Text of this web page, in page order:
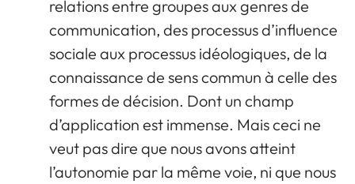
relations entre groupes aux genres de
communication, des processus d’influence
sociale aux processus idéologiques, de la
connaissance de sens commun à celle des
formes de décision. Dont un champ
d’application est immense. Mais ceci ne
veut pas dire que nous avons atteint
l’autonomie par la même voie, ni que nous